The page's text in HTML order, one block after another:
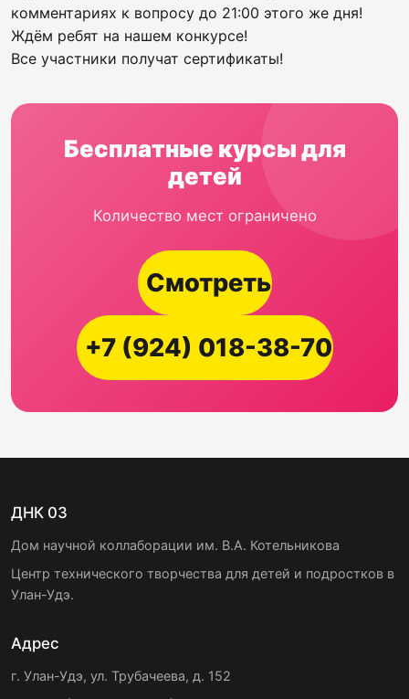
комментариях к вопросу до 21:00 этого же дня!
Ждём ребят на нашем конкурсе!
Все участники получат сертификаты!
Бесплатные курсы для
детей
Количество мест ограничено
Смотреть
+7 (924) 018-38-70
ДНК 03
Дом научной коллаборации им. В.А. Котельникова
Центр технического творчества для детей и подростков в
Улан-Удэ.
Адрес
г. Улан-Удэ, ул. Трубачеева, д. 152